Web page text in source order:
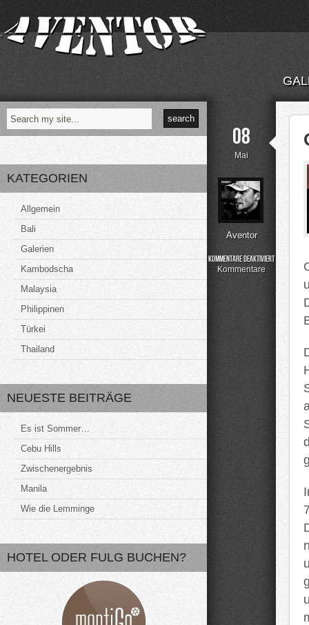
08
Mai
Aventor
Kommentare deaktiviert
One
in
Kommentare
KATEGORIEN
Allgemein
Bali
Galerien
Kambodscha
Malaysia
Philippinen
Türkei
Thailand
NEUESTE BEITRÄGE
Es ist Sommer…
Cebu Hills
Zwischenergebnis
Manila
Wie die Lemminge
HOTEL ODER FULG BUCHEN?